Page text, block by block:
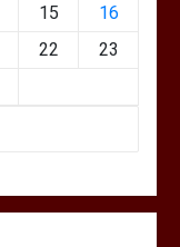
15
16
22
23